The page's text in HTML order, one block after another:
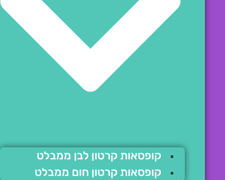
קופסאות קרטון לבן ממבלט
קופסאות קרטון חום ממבלט